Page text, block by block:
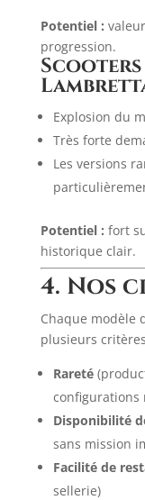
Potentiel :
progression.
Explosion du
Très forte
Les versions
Potentiel : fort
historique clair.
4. Nos
Chaque modèle
plusieurs
Rareté
configurations
Disponibilité
sans mission
Facilité de
sellerie)